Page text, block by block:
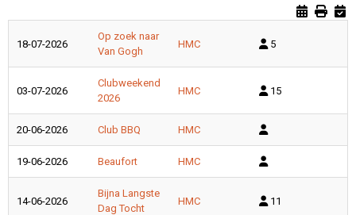
18-07-2026
Op zoek naar
Van Gogh
HMC 5
03-07-2026
Clubweekend
2026
HMC 15
20-06-2026 Club BBQ HMC
19-06-2026 Beaufort HMC
14-06-2026
Bijna Langste
Dag Tocht
HMC 11